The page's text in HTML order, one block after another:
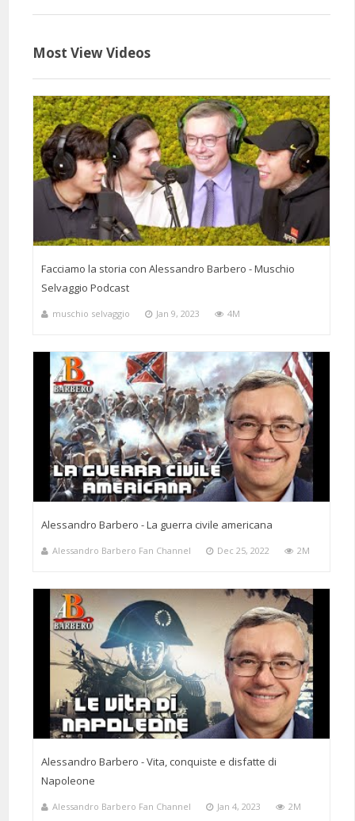
Most View Videos
Facciamo la storia con Alessandro Barbero - Muschio
Selvaggio Podcast
muschio selvaggio Jan 9, 2023 4M
Alessandro Barbero - La guerra civile americana
Alessandro Barbero Fan Channel Dec 25, 2022 2M
Alessandro Barbero - Vita, conquiste e disfatte di
Napoleone
Alessandro Barbero Fan Channel Jan 4, 2023 2M